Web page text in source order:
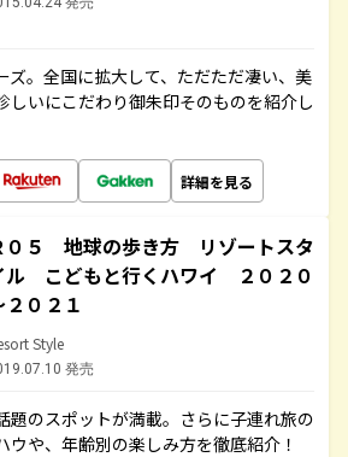
ズ。全国に拡大して、ただただ凄い、美
しいにこだわり御朱印そのものを紹介し
詳細を見る
０５ 地球の歩き方 リゾートスタ
ル こどもと行くハワイ ２０２０
２０２１
Style
発売
題のスポットが満載。さらに子連れ旅の
ウや、年齢別の楽しみ方を徹底紹介！